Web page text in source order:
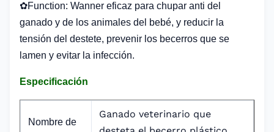
✿Function: Wanner eficaz para chupar anti del
ganado y de los animales del bebé, y reducir la
tensión del destete, prevenir los becerros que se
lamen y evitar la infección.
Especificación
Nombre de
Ganado veterinario que